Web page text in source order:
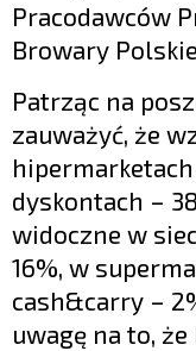
Pracodawców
Browary
Patrząc na
zauważyć, że
dyskontach –
widoczne w
16%, w
cash&carry –
uwagę na to,